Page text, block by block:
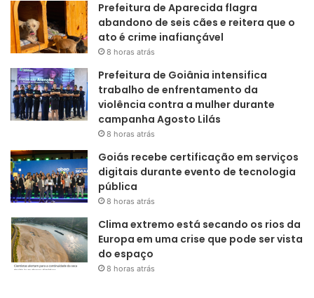
Prefeitura de Aparecida flagra
abandono de seis cães e reitera que o
ato é crime inafiançável
8 horas atrás
Prefeitura de Goiânia intensifica
trabalho de enfrentamento da
violência contra a mulher durante
campanha Agosto Lilás
8 horas atrás
Goiás recebe certificação em serviços
digitais durante evento de tecnologia
pública
8 horas atrás
Clima extremo está secando os rios da
Europa em uma crise que pode ser vista
do espaço
8 horas atrás